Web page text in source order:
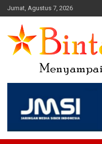
Skip
to
content
Jumat, Agustus 7, 2026
Portal Berita
Regional